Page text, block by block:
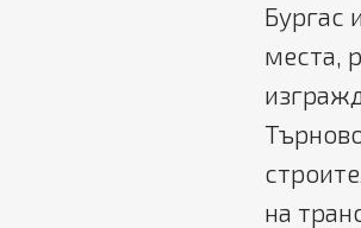
Бургас
места,
на